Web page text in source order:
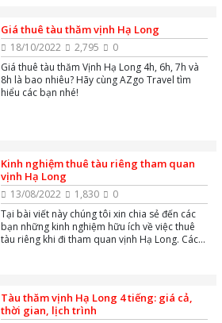
Long ra sao? Tất cả sẽ được chia sẻ qua bài
viết sau đây từ AZgo Travel.
Giá thuê tàu thăm vịnh Hạ Long
18/10/2022 2,795
0
Giá thuê tàu thăm Vịnh Hạ Long 4h, 6h, 7h và
8h là bao nhiêu? Hãy cùng AZgo Travel tìm
hiểu các bạn nhé!
Kinh nghiệm thuê tàu riêng tham quan
vịnh Hạ Long
13/08/2022 1,830
0
Tại bài viết này chúng tôi xin chia sẻ đến các
bạn những kinh nghiệm hữu ích về việc thuê
tàu riêng khi đi tham quan vịnh Hạ Long. Các
Tàu thăm vịnh Hạ Long 4 tiếng: giá cả,
thời gian, lịch trình